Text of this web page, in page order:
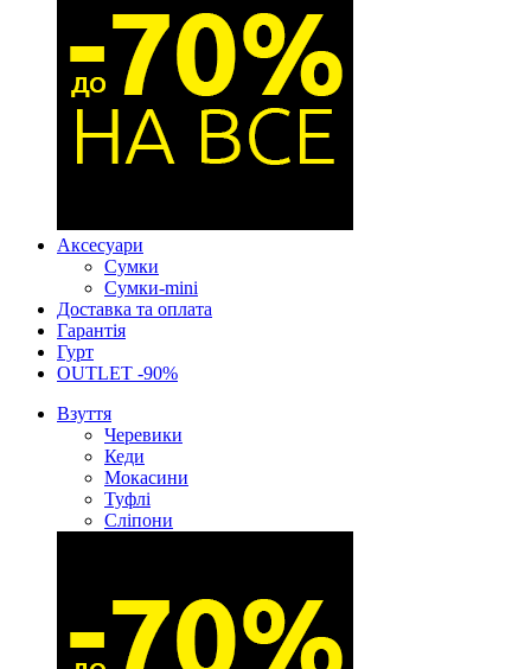
Аксесуари
Сумки
Сумки-mini
Доставка та оплата
Гарантія
Гурт
OUTLET -90%
Взуття
Черевики
Кеди
Мокасини
Туфлі
Сліпони